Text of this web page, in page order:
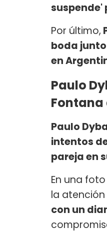
suspende'
Por último,
boda
en
Paulo
Fontana
Paulo
intentos
pareja en
En una
la
con un